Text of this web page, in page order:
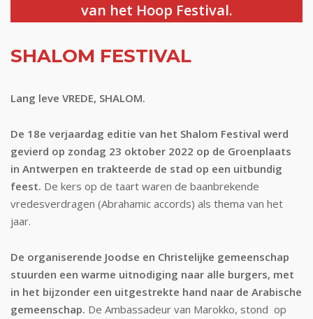
van het Hoop Festival.
SHALOM FESTIVAL
Lang leve VREDE, SHALOM.
De 18e verjaardag editie van het Shalom Festival werd
gevierd op zondag 23 oktober 2022 op de Groenplaats
in Antwerpen en trakteerde de stad op een uitbundig
feest. De kers op de taart waren de baanbrekende
vredesverdragen (Abrahamic accords) als thema van het
jaar.
De organiserende Joodse en Christelijke gemeenschap
stuurden een warme uitnodiging naar alle burgers, met
in het bijzonder een uitgestrekte hand naar de Arabische
gemeenschap. De Ambassadeur van Marokko, stond op